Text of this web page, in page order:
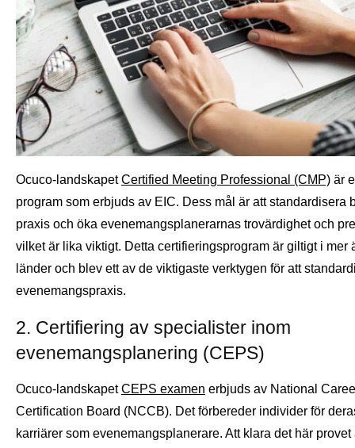
Ocuco-landskapetCertified Meeting Professional (CMP) är
program som erbjuds av EIC. Dess mål är att standardisera
praxis och öka evenemangsplanerarnas trovärdighet och
vilket är lika viktigt. Detta certifieringsprogram är giltigt i mer
länder och blev ett av de viktigaste verktygen för att
evenemangspraxis.
2. Certifiering av specialister inom
evenemangsplanering (CEPS)
Ocuco-landskapetCEPS examen erbjuds av National
Certification Board (NCCB). Det förbereder individer för
karriärer som evenemangsplanerare. Att klara det här provet